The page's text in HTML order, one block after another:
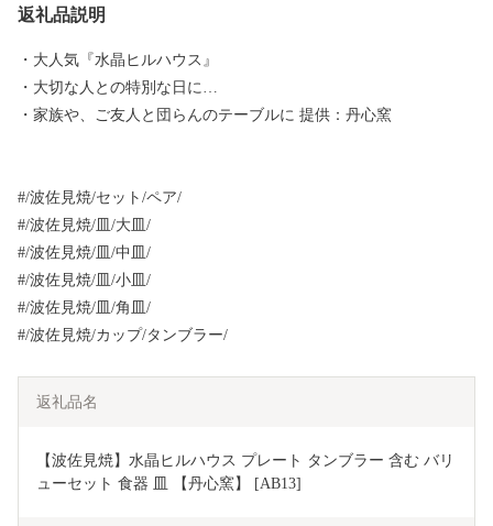
返礼品説明
・大人気『水晶ヒルハウス』
・大切な人との特別な日に…
・家族や、ご友人と団らんのテーブルに 提供：丹心窯
#/波佐見焼/セット/ペア/
#/波佐見焼/皿/大皿/
#/波佐見焼/皿/中皿/
#/波佐見焼/皿/小皿/
#/波佐見焼/皿/角皿/
#/波佐見焼/カップ/タンブラー/
返礼品名
【波佐見焼】水晶ヒルハウス プレート タンブラー 含む バリ
ューセット 食器 皿 【丹心窯】 [AB13]